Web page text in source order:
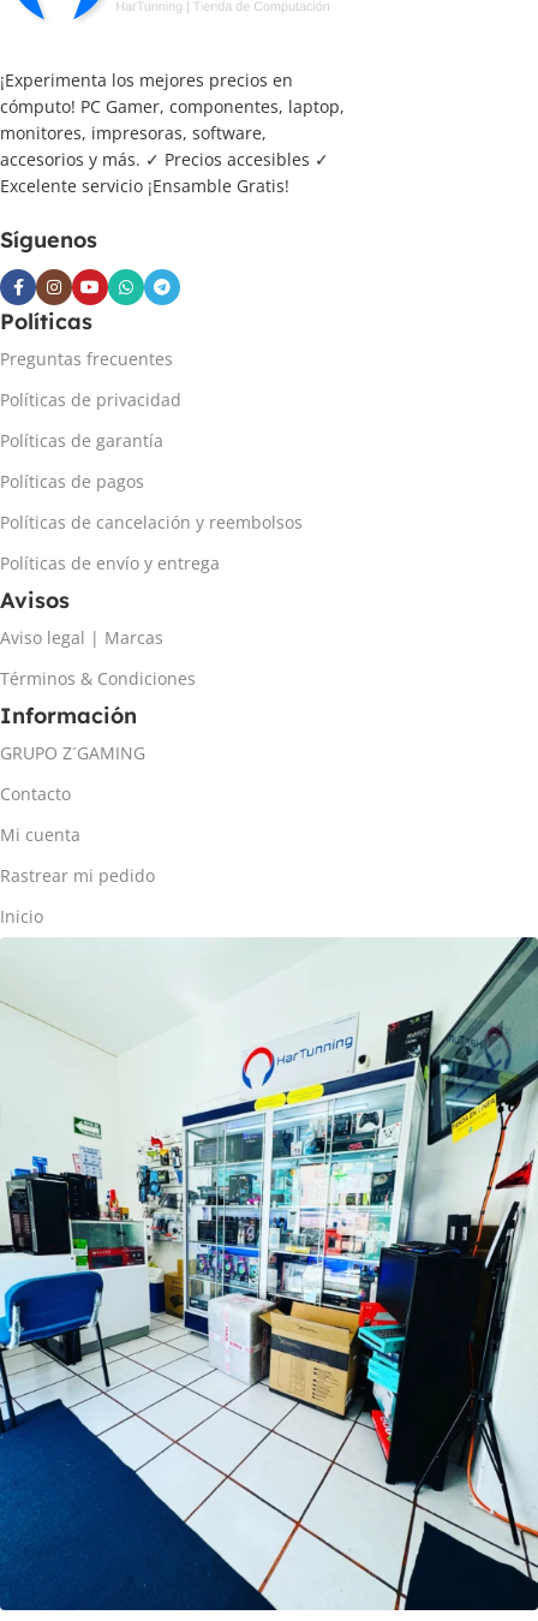
¡Experimenta los mejores precios en
cómputo! PC Gamer, componentes, laptop,
monitores, impresoras, software,
accesorios y más. ✓ Precios accesibles ✓
Excelente servicio ¡Ensamble Gratis!
Síguenos
Políticas
Preguntas frecuentes
Políticas de privacidad
Políticas de garantía
Políticas de pagos
Políticas de cancelación y reembolsos
Políticas de envío y entrega
Avisos
Aviso legal | Marcas
Términos & Condiciones
Información
GRUPO Z´GAMING
Contacto
Mi cuenta
Rastrear mi pedido
Inicio